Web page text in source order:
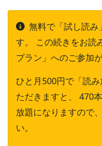
無料で「試し読
す。 この続きをお読
プラン」へのご参加
ひと月500円で「読
ただきますと、 470
放題になりますので
い。